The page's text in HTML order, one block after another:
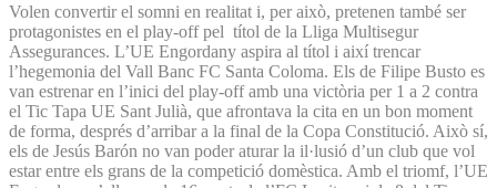
Volen convertir el somni en realitat i, per això, pretenen també ser
protagonistes en el play-off pel títol de la Lliga Multisegur
Assegurances. L’UE Engordany aspira al títol i així trencar
l’hegemonia del Vall Banc FC Santa Coloma. Els de Filipe Busto es
van estrenar en l’inici del play-off amb una victòria per 1 a 2 contra
el Tic Tapa UE Sant Julià, que afrontava la cita en un bon moment
de forma, després d’arribar a la final de la Copa Constitució. Això sí,
els de Jesús Barón no van poder aturar la il·lusió d’un club que vol
estar entre els grans de la competició domèstica. Amb el triomf, l’UE